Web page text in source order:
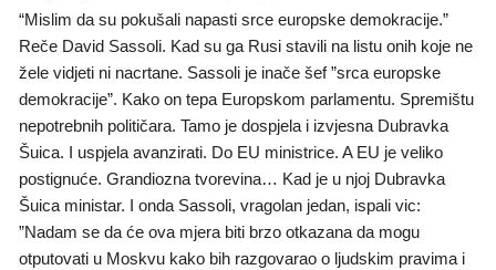
“Mislim da su pokušali napasti srce europske demokracije.”
Reče David Sassoli. Kad su ga Rusi stavili na listu onih koje ne
žele vidjeti ni nacrtane. Sassoli je inače šef ”srca europske
demokracije”. Kako on tepa Europskom parlamentu. Spremištu
nepotrebnih političara. Tamo je dospjela i izvjesna Dubravka
Šuica. I uspjela avanzirati. Do EU ministrice. A EU je veliko
postignuće. Grandiozna tvorevina… Kad je u njoj Dubravka
Šuica ministar. I onda Sassoli, vragolan jedan, ispali vic:
”Nadam se da će ova mjera biti brzo otkazana da mogu
otputovati u Moskvu kako bih razgovarao o ljudskim pravima i